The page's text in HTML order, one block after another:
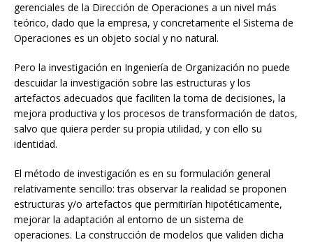
gerenciales de la Dirección de Operaciones a un nivel más
teórico, dado que la empresa, y concretamente el Sistema de
Operaciones es un objeto social y no natural.
Pero la investigación en Ingeniería de Organización no puede
descuidar la investigación sobre las estructuras y los
artefactos adecuados que faciliten la toma de decisiones, la
mejora productiva y los procesos de transformación de datos,
salvo que quiera perder su propia utilidad, y con ello su
identidad.
El método de investigación es en su formulación general
relativamente sencillo: tras observar la realidad se proponen
estructuras y/o artefactos que permitirían hipotéticamente,
mejorar la adaptación al entorno de un sistema de
operaciones. La construcción de modelos que validen dicha